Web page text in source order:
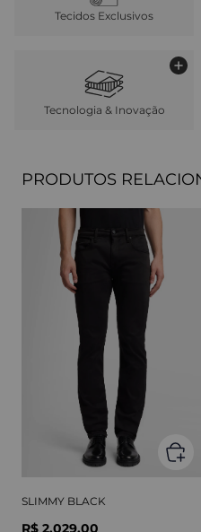
Tecidos Exclusivos
Tecnologia & Inovação
PRODUTOS
SLIMMY BLACK
R$ 2.029,00